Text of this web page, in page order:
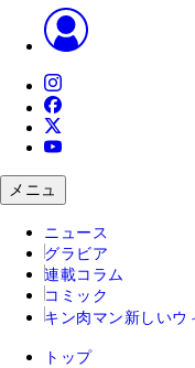
メニュ
ニュース
グラビア
連載コラム
コミック
キン肉マン 新しいウ
トップ